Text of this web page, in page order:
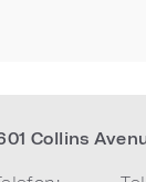
Collins